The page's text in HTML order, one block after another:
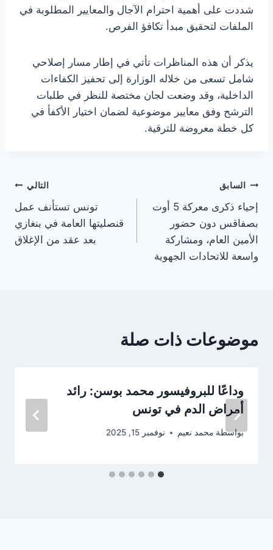
شددت على أهمية احترام الآجال والمعايير المطلوبة في
الملفات لتحقيق مبدأ تكافؤ الفرص.
يذكر أن هذه المناظرات تأتي في إطار مسار إصلاحي
شامل تسعى من خلاله الوزارة إلى تحفيز الكفاءات
الداخلية، وقد وضعت لجان مختصة للنظر في طلبات
الترشح وفق معايير موضوعية لضمان اختيار الأكفأ في
كل خطة معروضة للترقية.
تصفّح
المقالات
السابق
إحياء ذكرى معركة 5 أوت
بصفاقس دون حضور
الأمين العام، ومشاركة
واسعة للاتحادات الجهوية
التالي
تونس تستأنف عمل
قنصليتها العامة في بنغازي
بعد عقد من الإغلاق
موضوعات ذات صلة
وداعًا للبروفيسور محمد بوسن: رائد
أمراض الدم في تونس
بواسطة محمد نعيم نوفمبر 15, 2025